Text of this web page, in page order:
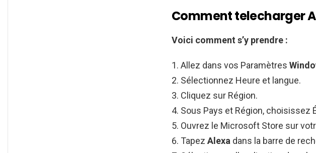
Comment telecharger
Voici comment s’y prendre :
Allez dans vos Paramètres
Sélectionnez Heure et langue.
Cliquez sur Région.
Sous Pays et Région, choisissez
Ouvrez le Microsoft Store sur
Tapez Alexa dans la barre de